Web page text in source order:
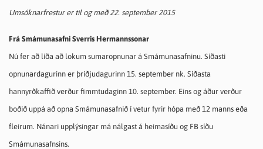
Umsóknarfrestur er til og með 22. september 2015
Frá Smámunasafni Sverris Hermannssonar
Nú fer að líða að lokum sumaropnunar á Smámunasafninu. Síðasti
opnunardagurinn er þriðjudagurinn 15. september nk. Síðasta
hannyrðkaffið verður fimmtudaginn 10. september. Eins og áður verður
boðið uppá að opna Smámunasafnið í vetur fyrir hópa með 12 manns eða
fleirum. Nánari upplýsingar má nálgast á heimasíðu og FB síðu
Smámunasafnsins.